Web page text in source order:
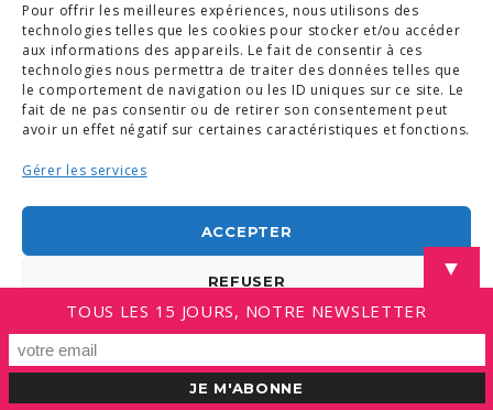
Pour offrir les meilleures expériences, nous utilisons des
technologies telles que les cookies pour stocker et/ou accéder
aux informations des appareils. Le fait de consentir à ces
technologies nous permettra de traiter des données telles que
le comportement de navigation ou les ID uniques sur ce site. Le
fait de ne pas consentir ou de retirer son consentement peut
avoir un effet négatif sur certaines caractéristiques et fonctions.
Gérer les services
ACCEPTER
REFUSER
VOIR LES PRÉFÉRENCES
Politique de cookies
▼
TOUS LES 15 JOURS, NOTRE NEWSLETTER